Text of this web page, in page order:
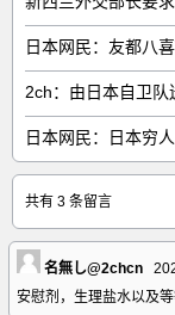
日本网民：友都八
共有 3 条留言
名無し@2chcn
安慰剂，生理盐水以及